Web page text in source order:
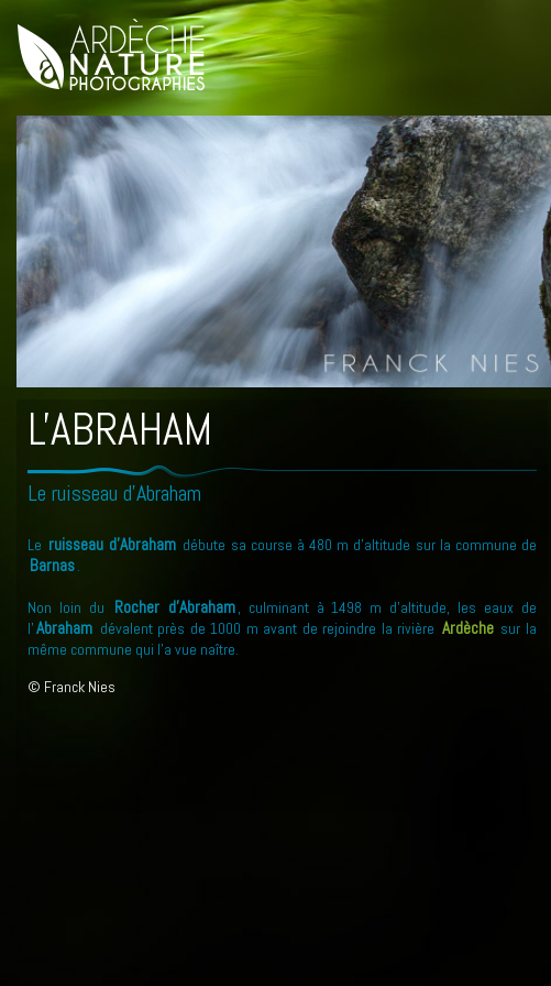
L'ABRAHAM
Le ruisseau d'Abraham
Le ruisseau d'Abraham débute sa course à 480 m d'altitude sur la commune de
Barnas.
Non loin du Rocher d’Abraham, culminant à 1498 m d'altitude, les eaux de
l'Abraham dévalent près de 1000 m avant de rejoindre la rivière Ardèche sur la
même commune qui l'a vue naître.
© Franck Nies